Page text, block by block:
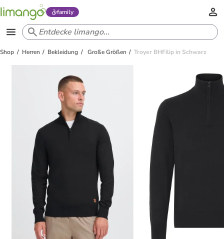
family
Shop Herren Bekleidung Große Größen Troyer BHFilip in Schwarz